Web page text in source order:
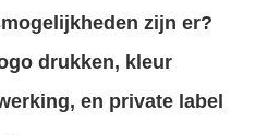
zijn er?
drukken, kleur
en private label